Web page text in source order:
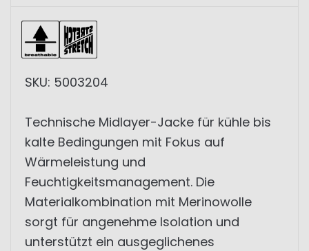
SKU: 5003204
Technische Midlayer-Jacke für kühle bis
kalte Bedingungen mit Fokus auf
Wärmeleistung und
Feuchtigkeitsmanagement. Die
Materialkombination mit Merinowolle
sorgt für angenehme Isolation und
unterstützt ein ausgeglichenes